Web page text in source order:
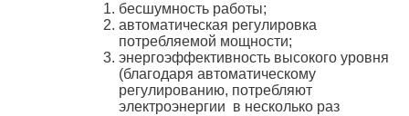
бесшумность работы;
автоматическая регулировка
потребляемой мощности;
энергоэффективность высокого уровня
(благодаря автоматическому
регулированию, потребляют
электроэнергии в несколько раз